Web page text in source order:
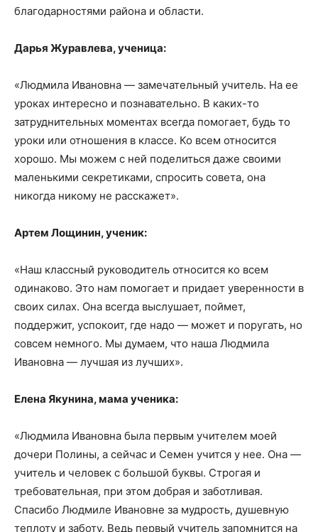
благодарностями района и области.
Дарья Журавлева, ученица:
«Людмила Ивановна — замечательный учитель. На ее
уроках интересно и познавательно. В каких-то
затруднительных моментах всегда помогает, будь то
уроки или отношения в классе. Ко всем относится
хорошо. Мы можем с ней поделиться даже своими
маленькими секретиками, спросить совета, она
никогда никому не расскажет».
Артем Лощинин, ученик:
«Наш классный руководитель относится ко всем
одинаково. Это нам помогает и придает уверенности в
своих силах. Она всегда выслушает, поймет,
поддержит, успокоит, где надо — может и поругать, но
совсем немного. Мы думаем, что наша Людмила
Ивановна — лучшая из лучших».
Елена Якунина, мама ученика:
«Людмила Ивановна была первым учителем моей
дочери Полины, а сейчас и Семен учится у нее. Она —
учитель и человек с большой буквы. Строгая и
требовательная, при этом добрая и заботливая.
Спасибо Людмиле Ивановне за мудрость, душевную
теплоту и заботу. Ведь первый учитель запомнится на